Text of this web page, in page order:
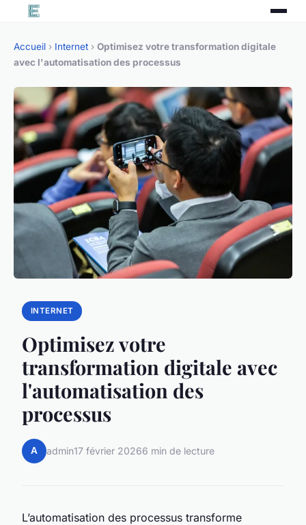
Accueil › Internet › Optimisez votre transformation digitale
avec l'automatisation des processus
INTERNET
Optimisez votre
transformation digitale avec
l'automatisation des
processus
A admin17 février 20266 min de lecture
L’automatisation des processus transforme